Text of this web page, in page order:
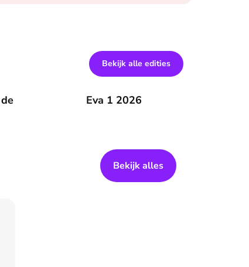
Bekijk alle edities
Eva 1 2026
Bekijk alles